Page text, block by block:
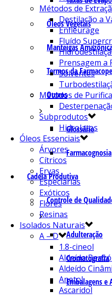
Óleos Vegetais
Manteigas
Termos da
Outros
Glossário
Farmacognosia
Cadeia Produtiva
Controle de
Adulteração
Cromatografia
Embalagens e
Métodos de
Destilação a
Enfleurage
Fluído
Prensagem a
Solventes
Métodos de
Subprodutos
Hidrolatos
Óleos Essenciais
Árvores
Cítricos
Ervas
Especiarias
Exóticos
Flores
Resinas
Isolados Naturais
A – D
1.8-cineol
Aldeído
Aldeído
Anetol
Ascaridol